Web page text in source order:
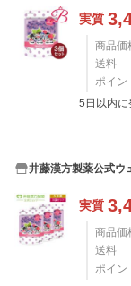
実質
商品価
送料
ポイン
5日以内に
井藤漢方製薬公式ウ
実質
商品価
送料
ポイン